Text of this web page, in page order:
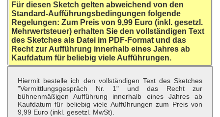
Für diesen Sketch gelten abweichend von den
Standard-Aufführungsbedingungen folgende
Regelungen: Zum Preis von 9,99 Euro (inkl. gesetzl.
Mehrwertsteuer) erhalten Sie den vollständigen Text
des Sketches als Datei im PDF-Format und das
Recht zur Aufführung innerhalb eines Jahres ab
Kaufdatum für beliebig viele Aufführungen.
Hiermit bestelle ich den vollständigen Text des Sketches
"Vermittlungsgespräch Nr. 1" und das Recht zur
bühnenmäßigen Aufführung innerhalb eines Jahres ab
Kaufdatum für beliebig viele Aufführungen zum Preis von
9,99 Euro (inkl. gesetzl. MwSt).